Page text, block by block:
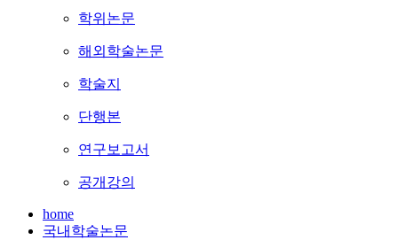
학위논문
해외학술논문
학술지
단행본
연구보고서
공개강의
home
국내학술논문